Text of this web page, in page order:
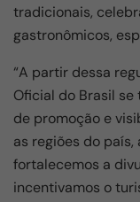
tradicionais,
gastronômicos,
“A partir dessa
Oficial do Brasil
de promoção e
as regiões do país,
fortalecemos a
incentivamos o